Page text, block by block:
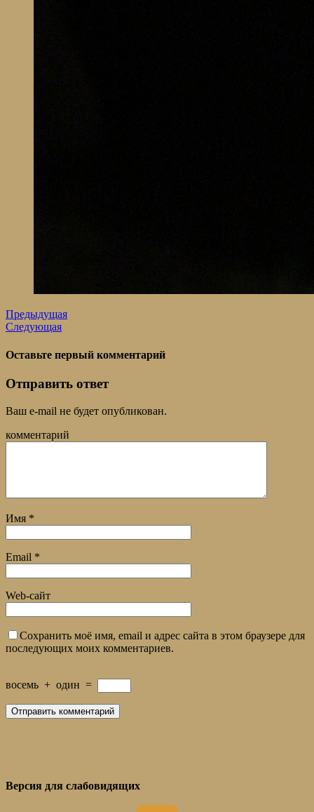
Предыдущая
Следующая
Оставьте первый комментарий
Отправить ответ
Ваш e-mail не будет опубликован.
комментарий
Имя *
Email *
Web-сайт
Сохранить моё имя, email и адрес сайта в этом браузере для
последующих моих комментариев.
восемь + один =
Версия для слабовидящих